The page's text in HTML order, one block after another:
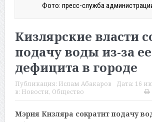
Фото: пресс-служба
Кизлярские власти
подачу воды из-за ее
дефицита в городе
Публикация: Ислам Абакаров Дата: 16
в: Новости, Общество
Мэрия Кизляра сократит подачу